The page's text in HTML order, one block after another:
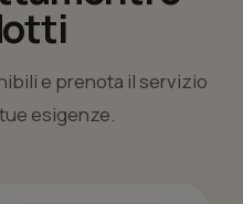
e prenota il servizio
esigenze.